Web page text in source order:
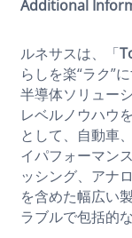
Additional
ルネサスは、「
らしを楽“ラク”
半導体ソリュー
レベルノウハウ
として、自動車
イパフォーマン
ッシング、アナ
を含めた幅広い
ラブルで包括的